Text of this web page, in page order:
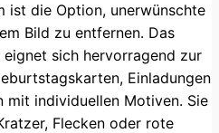
ist die Option, unerwünschte
Bild zu entfernen. Das
sich hervorragend zur
Einladungen
individuellen Motiven. Sie
Flecken oder rote